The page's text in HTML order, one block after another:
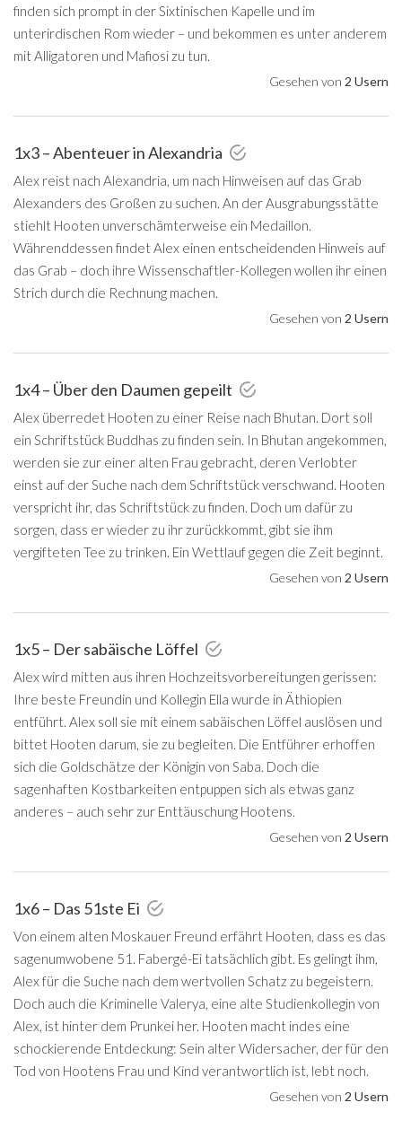
finden sich prompt in der Sixtinischen Kapelle und im
unterirdischen Rom wieder – und bekommen es unter anderem
mit Alligatoren und Mafiosi zu tun.
Gesehen von 2 Usern
1x3 – Abenteuer in Alexandria
Alex reist nach Alexandria, um nach Hinweisen auf das Grab
Alexanders des Großen zu suchen. An der Ausgrabungsstätte
stiehlt Hooten unverschämterweise ein Medaillon.
Währenddessen findet Alex einen entscheidenden Hinweis auf
das Grab – doch ihre Wissenschaftler-Kollegen wollen ihr einen
Strich durch die Rechnung machen.
Gesehen von 2 Usern
1x4 – Über den Daumen gepeilt
Alex überredet Hooten zu einer Reise nach Bhutan. Dort soll
ein Schriftstück Buddhas zu finden sein. In Bhutan angekommen,
werden sie zur einer alten Frau gebracht, deren Verlobter
einst auf der Suche nach dem Schriftstück verschwand. Hooten
verspricht ihr, das Schriftstück zu finden. Doch um dafür zu
sorgen, dass er wieder zu ihr zurückkommt, gibt sie ihm
vergifteten Tee zu trinken. Ein Wettlauf gegen die Zeit beginnt.
Gesehen von 2 Usern
1x5 – Der sabäische Löffel
Alex wird mitten aus ihren Hochzeitsvorbereitungen gerissen:
Ihre beste Freundin und Kollegin Ella wurde in Äthiopien
entführt. Alex soll sie mit einem sabäischen Löffel auslösen und
bittet Hooten darum, sie zu begleiten. Die Entführer erhoffen
sich die Goldschätze der Königin von Saba. Doch die
sagenhaften Kostbarkeiten entpuppen sich als etwas ganz
anderes – auch sehr zur Enttäuschung Hootens.
Gesehen von 2 Usern
1x6 – Das 51ste Ei
Von einem alten Moskauer Freund erfährt Hooten, dass es das
sagenumwobene 51. Fabergé-Ei tatsächlich gibt. Es gelingt ihm,
Alex für die Suche nach dem wertvollen Schatz zu begeistern.
Doch auch die Kriminelle Valerya, eine alte Studienkollegin von
Alex, ist hinter dem Prunkei her. Hooten macht indes eine
schockierende Entdeckung: Sein alter Widersacher, der für den
Tod von Hootens Frau und Kind verantwortlich ist, lebt noch.
Gesehen von 2 Usern